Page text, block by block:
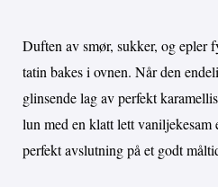
Duften av smør, sukker, og epler
tatin bakes i ovnen. Når den
glinsende lag av perfekt
lun med en klatt lett vaniljekesam
perfekt avslutning på et godt